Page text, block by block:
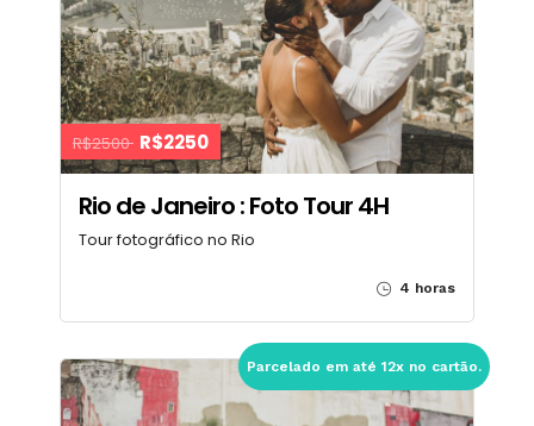
R$2500 R$2250
Rio de Janeiro : Foto Tour 4H
Tour fotográfico no Rio
4 horas
Parcelado em até 12x no cartão.